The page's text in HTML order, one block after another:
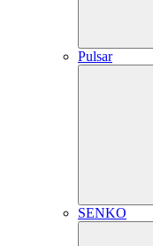
Pulsar
SENKO